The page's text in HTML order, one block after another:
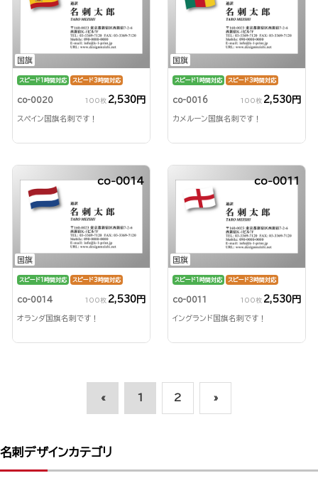
国旗
スピード1時間対応 スピード3時間対応
co-0020 100枚 2,530円
スペイン国旗名刺です！
国旗
スピード1時間対応 スピード3時間対応
co-0016 100枚 2,530円
カメルーン国旗名刺です！
国旗
co-0014
スピード1時間対応 スピード3時間対応
co-0014 100枚 2,530円
オランダ国旗名刺です！
国旗
co-0011
スピード1時間対応 スピード3時間対応
co-0011 100枚 2,530円
イングランド国旗名刺です！
« 1 2 »
名刺デザインカテゴリ